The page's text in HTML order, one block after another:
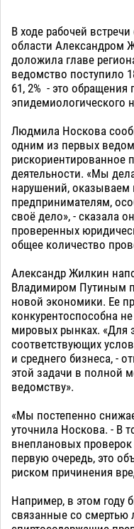
В ходе рабочей
области
доложила главе
ведомство поступило
61, 2% - это
эпидемиологического
Людмила Носкова
одним из первых
рискориентированное
деятельности. «Мы
нарушений,
предпринимателям,
своё дело», - сказала
проверенных
общее количество
Александр Жилкин
Владимиром Путиным
новой экономики. Ее
конкурентоспособна
мировых рынках. «Для
соответствующих
и среднего бизнеса, -
этой задачи в полной
ведомству».
«Мы постепенно
уточнила Носкова. - В
внеплановых
первую очередь, это
риском причинения
Например, в этом году
связанные со смертью